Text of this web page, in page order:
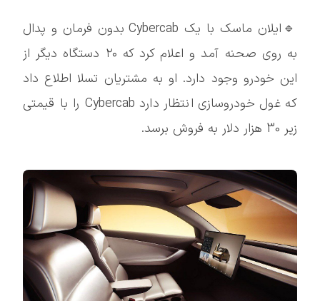
🔹ایلان ماسک با یک Cybercab بدون فرمان و پدال
به روی صحنه آمد و اعلام کرد که ۲۰ دستگاه دیگر از
این خودرو وجود دارد. او به مشتریان تسلا اطلاع داد
که غول خودروسازی انتظار دارد Cybercab را با قیمتی
زیر 30 هزار دلار به فروش برسد.